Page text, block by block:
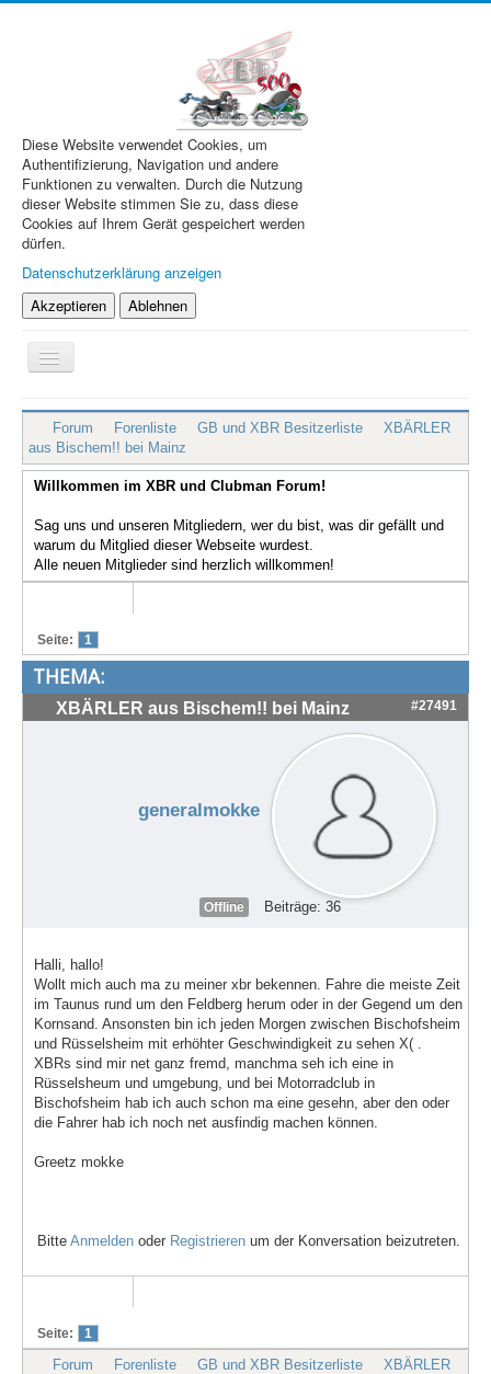
Diese Website verwendet Cookies, um
Authentifizierung, Navigation und andere
Funktionen zu verwalten. Durch die Nutzung
dieser Website stimmen Sie zu, dass diese
Cookies auf Ihrem Gerät gespeichert werden
dürfen.
Datenschutzerklärung anzeigen
Akzeptieren
Ablehnen
Navigation
an/aus
XBR.de
Technik
Forum
Treffen & Touren
Cafe-Ecke
Forum Forenliste GB und XBR Besitzerliste
XBÄRLER
aus Bischem!! bei Mainz
Willkommen im XBR und Clubman Forum!
Sag uns und unseren Mitgliedern, wer du bist, was dir gefällt und
warum du Mitglied dieser Webseite wurdest.
Alle neuen Mitglieder sind herzlich willkommen!
Seite: 1
THEMA:
XBÄRLER aus Bischem!! bei Mainz #27491
generalmokke
Offline Beiträge: 36
Halli, hallo!
Wollt mich auch ma zu meiner xbr bekennen. Fahre die meiste Zeit
im Taunus rund um den Feldberg herum oder in der Gegend um den
Kornsand. Ansonsten bin ich jeden Morgen zwischen Bischofsheim
und Rüsselsheim mit erhöhter Geschwindigkeit zu sehen X( .
XBRs sind mir net ganz fremd, manchma seh ich eine in
Rüsselsheum und umgebung, und bei Motorradclub in
Bischofsheim hab ich auch schon ma eine gesehn, aber den oder
die Fahrer hab ich noch net ausfindig machen können.
Greetz mokke
Bitte Anmelden oder Registrieren um der Konversation beizutreten.
Seite: 1
Forum Forenliste GB und XBR Besitzerliste
XBÄRLER